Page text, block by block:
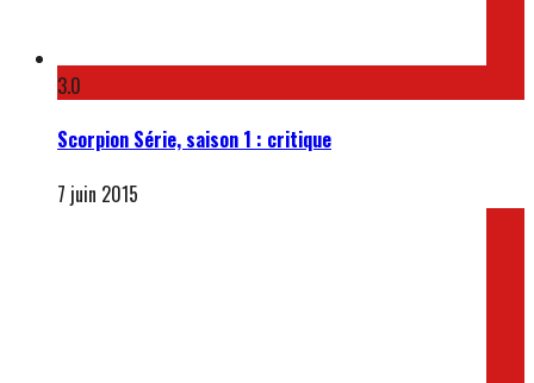
3.0
Scorpion Série, saison 1 : critique
7 juin 2015